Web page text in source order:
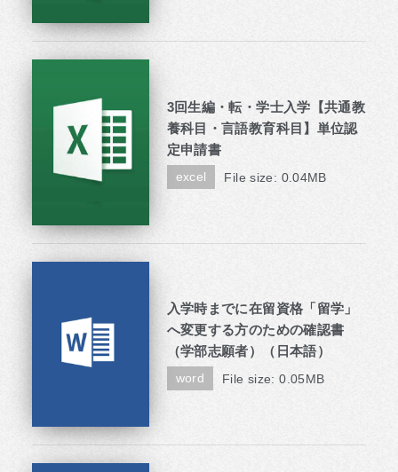
3回生編・転・学士入学【共通教
養科目・言語教育科目】単位認
定申請書
excel File size: 0.04MB
入学時までに在留資格「留学」
へ変更する方のための確認書
（学部志願者）（日本語）
word File size: 0.05MB